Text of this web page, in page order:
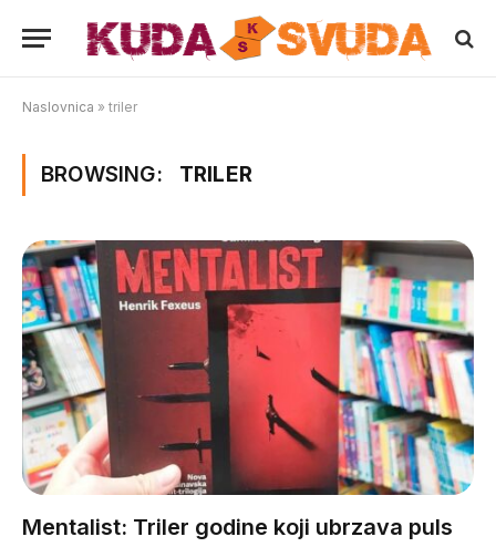
Naslovnica » triler
BROWSING: TRILER
Mentalist: Triler godine koji ubrzava puls